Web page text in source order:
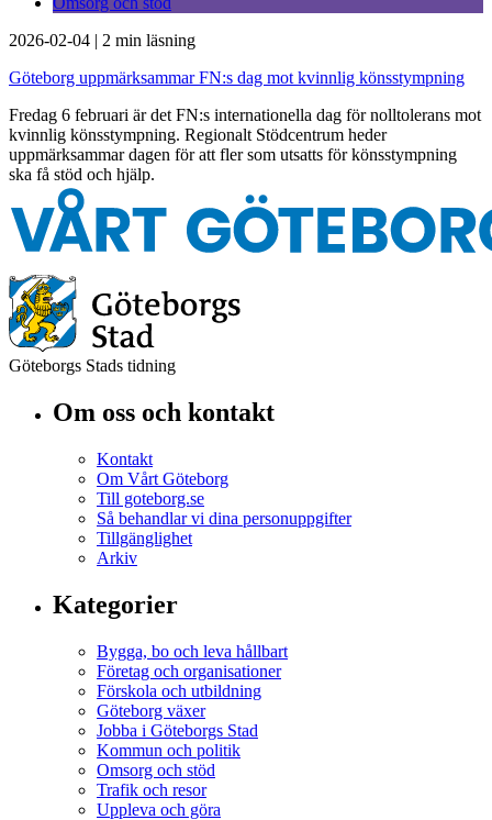
2026-02-04 | 2 min läsning
Göteborg uppmärksammar FN:s dag mot kvinnlig könsstympning
Fredag 6 februari är det FN:s internationella dag för nolltolerans mot
kvinnlig könsstympning. Regionalt Stödcentrum heder
uppmärksammar dagen för att fler som utsatts för könsstympning
ska få stöd och hjälp.
Göteborgs Stads tidning
Om oss och kontakt
Kontakt
Om Vårt Göteborg
Till goteborg.se
Så behandlar vi dina personuppgifter
Tillgänglighet
Arkiv
Kategorier
Bygga, bo och leva hållbart
Företag och organisationer
Förskola och utbildning
Göteborg växer
Jobba i Göteborgs Stad
Kommun och politik
Omsorg och stöd
Trafik och resor
Uppleva och göra